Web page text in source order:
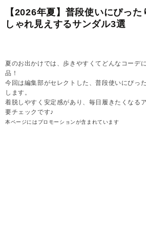
【2026年夏】普段使いにぴっ
しゃれ見えするサンダル3選
夏のお出かけでは、歩きやすくてどんなコーデ
品！
今回は編集部がセレクトした、普段使いにぴっ
します。
着脱しやすく安定感があり、毎日履きたくなる
要チェックです♪
本ページにはプロモーションが含まれています